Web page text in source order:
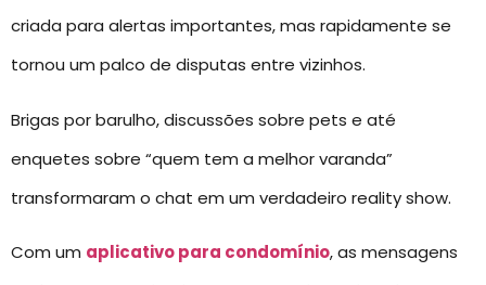
criada para alertas importantes, mas rapidamente se
tornou um palco de disputas entre vizinhos.
Brigas por barulho, discussões sobre pets e até
enquetes sobre “quem tem a melhor varanda”
transformaram o chat em um verdadeiro reality show.
Com um aplicativo para condomínio, as mensagens